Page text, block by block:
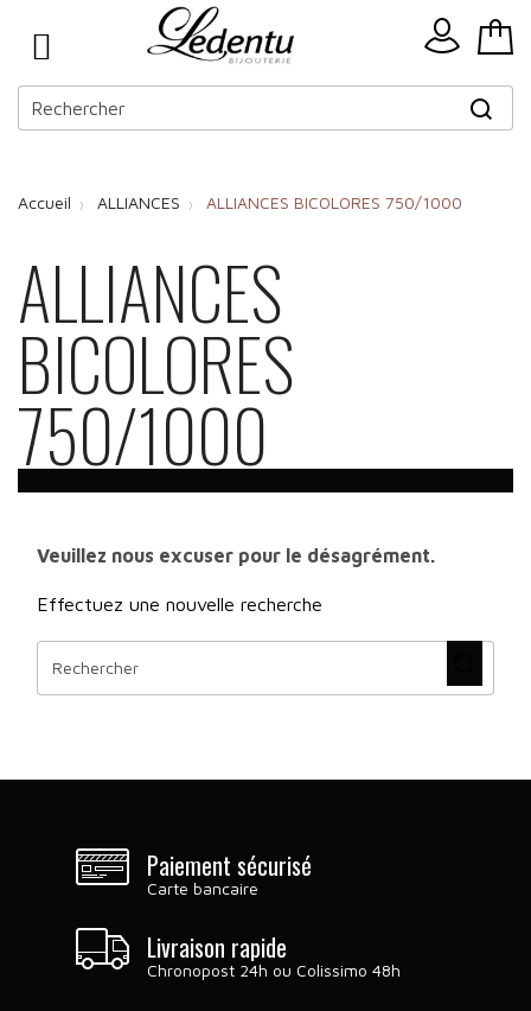
Accueil ALLIANCES ALLIANCES BICOLORES 750/1000
ALLIANCES
BICOLORES
750/1000
Veuillez nous excuser pour le désagrément.
Effectuez une nouvelle recherche
Paiement sécurisé
Carte bancaire
Livraison rapide
Chronopost 24h ou Colissimo 48h